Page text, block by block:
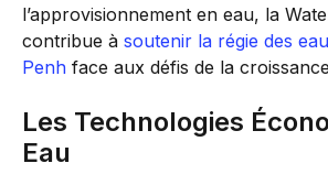
l’approvisionnement en eau, la
contribue à soutenir la régie des
Penh face aux défis de la
Les Technologies
Eau